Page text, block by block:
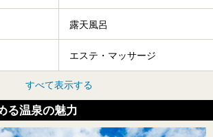
露天風呂
エステ・マッサージ
すべて表示する
る温泉の魅力